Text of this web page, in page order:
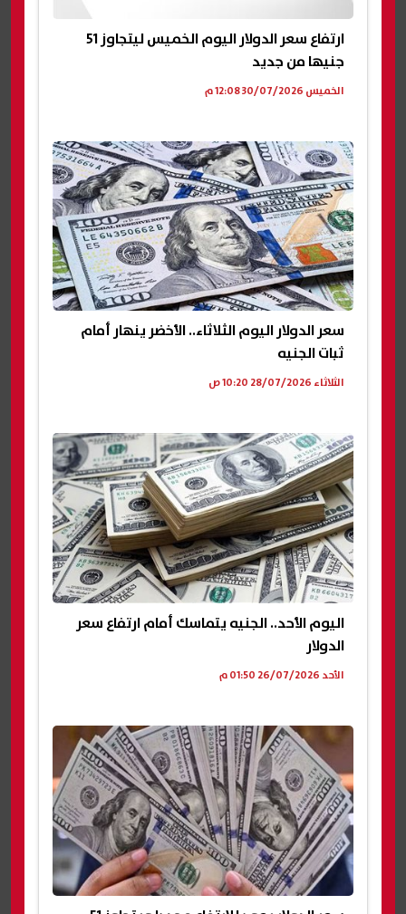
ارتفاع سعر الدولار اليوم الخميس ليتجاوز 51
جنيها من جديد
الخميس 30/07/2026 12:08 م
سعر الدولار اليوم الثلاثاء.. الأخضر ينهار أمام
ثبات الجنيه
الثلاثاء 28/07/2026 10:20 ص
اليوم الأحد.. الجنيه يتماسك أمام ارتفاع سعر
الدولار
الأحد 26/07/2026 01:50 م